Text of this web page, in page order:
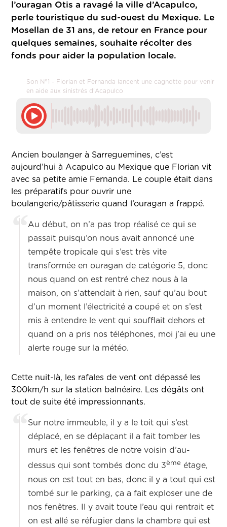
l’ouragan Otis a ravagé la ville d’Acapulco,
perle touristique du sud-ouest du Mexique. Le
Mosellan de 31 ans, de retour en France pour
quelques semaines, souhaite récolter des
fonds pour aider la population locale.
Son N°1 - Florian et Fernanda lancent une cagnotte pour venir
en aide aux sinistrés d'Acapulco
Ancien boulanger à Sarreguemines, c’est
aujourd’hui à Acapulco au Mexique que Florian vit
avec sa petite amie Fernanda. Le couple était dans
les préparatifs pour ouvrir une
boulangerie/pâtisserie quand l’ouragan a frappé.
Au début, on n’a pas trop réalisé ce qui se
passait puisqu’on nous avait annoncé une
tempête tropicale qui s’est très vite
transformée en ouragan de catégorie 5, donc
nous quand on est rentré chez nous à la
maison, on s’attendait à rien, sauf qu’au bout
d’un moment l’électricité a coupé et on s’est
mis à entendre le vent qui soufflait dehors et
quand on a pris nos téléphones, moi j’ai eu une
alerte rouge sur la météo.
Cette nuit-là, les rafales de vent ont dépassé les
300km/h sur la station balnéaire. Les dégâts ont
tout de suite été impressionnants.
Sur notre immeuble, il y a le toit qui s’est
déplacé, en se déplaçant il a fait tomber les
murs et les fenêtres de notre voisin d’au-
dessus qui sont tombés donc du 3ème étage,
nous on est tout en bas, donc il y a tout qui est
tombé sur le parking, ça a fait exploser une de
nos fenêtres. Il y avait toute l’eau qui rentrait et
on est allé se réfugier dans la chambre qui est